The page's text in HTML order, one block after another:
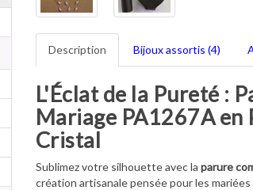
Description Bijoux assortis (4)
L'Éclat de la Pureté :
Mariage PA1267A en
Cristal
Sublimez votre silhouette avec la parure
création artisanale pensée pour les